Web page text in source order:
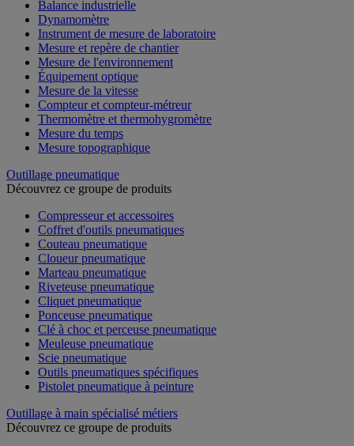
Balance industrielle
Dynamomètre
Instrument de mesure de laboratoire
Mesure et repère de chantier
Mesure de l'environnement
Équipement optique
Mesure de la vitesse
Compteur et compteur-métreur
Thermomètre et thermohygromètre
Mesure du temps
Mesure topographique
Outillage pneumatique
Découvrez ce groupe de produits
Compresseur et accessoires
Coffret d'outils pneumatiques
Couteau pneumatique
Cloueur pneumatique
Marteau pneumatique
Riveteuse pneumatique
Cliquet pneumatique
Ponceuse pneumatique
Clé à choc et perceuse pneumatique
Meuleuse pneumatique
Scie pneumatique
Outils pneumatiques spécifiques
Pistolet pneumatique à peinture
Outillage à main spécialisé métiers
Découvrez ce groupe de produits